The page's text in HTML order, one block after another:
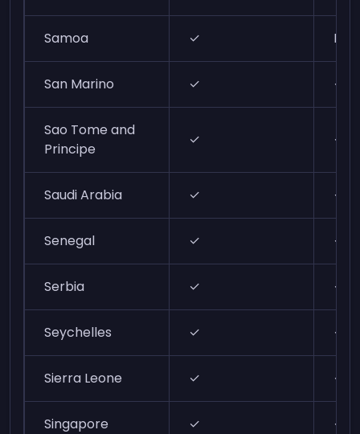
Samoa ✓ N/A
San Marino ✓ ✓
Sao Tome and
Principe
✓ ✓
Saudi Arabia ✓ ✓
Senegal ✓ ✓
Serbia ✓ ✓
Seychelles ✓ ✓
Sierra Leone ✓ ✓
Singapore ✓ ✓